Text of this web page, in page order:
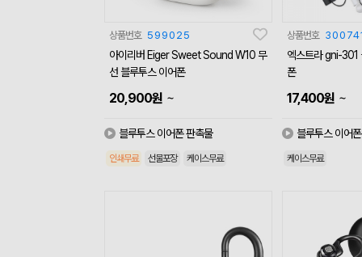
상품번호 599025
아이리버 Eiger Sweet Sound W10 무
선 블루투스 이어폰
20,900원 ~
블루투스 이어폰 판촉물
인쇄무료 선물포장 케이스무료
상품번호
엑스트라 gni-301
폰
17,400원 ~
블루투스 이어
케이스무료